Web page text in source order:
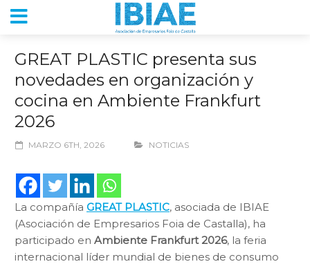
GREAT PLASTIC presenta sus
novedades en organización y
cocina en Ambiente Frankfurt
2026
MARZO 6TH, 2026 NOTICIAS
La compañía GREAT PLASTIC, asociada de IBIAE
(Asociación de Empresarios Foia de Castalla), ha
participado en Ambiente Frankfurt 2026, la feria
internacional líder mundial de bienes de consumo